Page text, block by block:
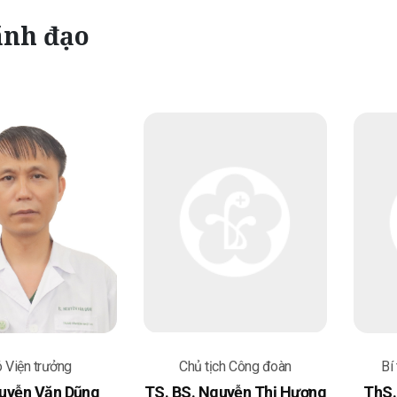
đạo
Viện trưởng
Văn Dũng
Chủ tịch Công đoàn
TS. BS. Nguyễn Thị Hương
Bí